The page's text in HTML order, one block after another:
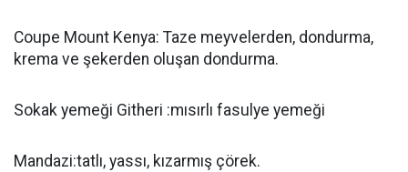
Coupe Mount Kenya: Taze meyvelerden, dondurma,
krema ve şekerden oluşan dondurma.
Sokak yemeği Githeri :mısırlı fasulye yemeği
Mandazi:tatlı, yassı, kızarmış çörek.